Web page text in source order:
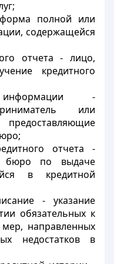
полной или
содержащейся
отчета - лицо,
кредитного
-
или
отчета -
бюро по выдаче
в кредитной
- указание
обязательных к
направленных
недостатков в